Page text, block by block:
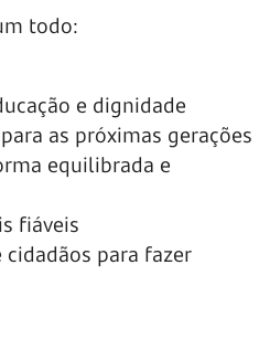
todo:
e dignidade
as próximas gerações
equilibrada e
fiáveis
para fazer